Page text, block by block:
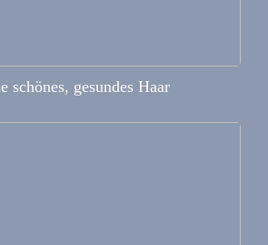
schönes, gesundes Haar